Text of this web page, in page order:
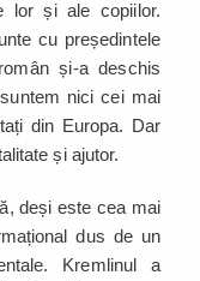
lor și ale copiilor.
cu președintele
și-a deschis
nici cei mai
din Europa. Dar
și ajutor.
deși este cea mai
dus de un
Kremlinul a